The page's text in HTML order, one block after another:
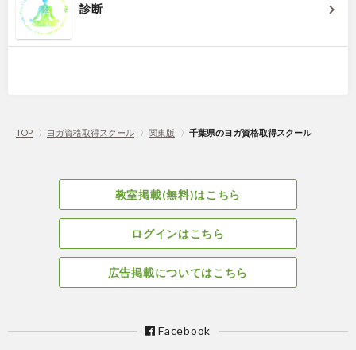
診断
TOP 〉 ヨガ資格取得スクール 〉 関東版 〉 千葉県のヨガ資格取得スクール
教室掲載(無料)はこちら
ログインはこちら
広告掲載についてはこちら
Facebook